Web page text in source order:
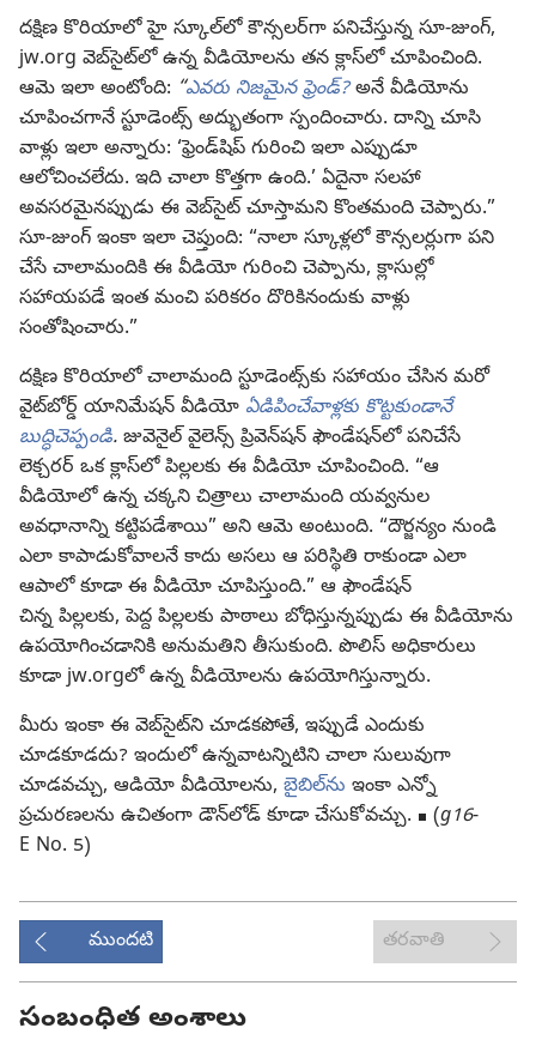
దక్షిణ కొరియాలో హై స్కూల్‌లో కౌన్సలర్‌గా పనిచేస్తున్న సూ-జుంగ్‌,
jw.org వెబ్‌సైట్‌లో ఉన్న వీడియోలను తన క్లాస్‌లో చూపించింది.
ఆమె ఇలా అంటోంది: “ఎవరు నిజమైన ఫ్రెండ్‌?అనే వీడియోను
చూపించగానే స్టూడెంట్స్‌ అద్భుతంగా స్పందించారు. దాన్ని చూసి
వాళ్లు ఇలా అన్నారు: ‘ఫ్రెండ్‌షిప్‌ గురించి ఇలా ఎప్పుడూ
ఆలోచించలేదు. ఇది చాలా కొత్తగా ఉంది.’ ఏదైనా సలహా
అవసరమైనప్పుడు ఈ వెబ్‌సైట్‌ చూస్తామని కొంతమంది చెప్పారు.”
సూ-జుంగ్‌ ఇంకా ఇలా చెప్తుంది: “నాలా స్కూళ్లలో కౌన్సలర్లుగా పని
చేసే చాలామందికి ఈ వీడియో గురించి చెప్పాను, క్లాసుల్లో
సహాయపడే ఇంత మంచి పరికరం దొరికినందుకు వాళ్లు
సంతోషించారు.”
దక్షిణ కొరియాలో చాలామంది స్టూడెంట్స్‌కు సహాయం చేసిన మరో
వైట్‌బోర్డ్‌ యానిమేషన్‌ వీడియో ఏడిపించేవాళ్లకు కొట్టకుండానే
బుద్ధిచెప్పండి. జువెనైల్‌ వైలెన్స్‌ ప్రివెన్‌షన్‌ ఫౌండేషన్‌లో పనిచేసే
లెక్చరర్‌ ఒక క్లాస్‌లో పిల్లలకు ఈ వీడియో చూపించింది. “ఆ
వీడియోలో ఉన్న చక్కని చిత్రాలు చాలామంది యవ్వనుల
అవధానాన్ని కట్టిపడేశాయి” అని ఆమె అంటుంది. “దౌర్జన్యం నుండి
ఎలా కాపాడుకోవాలనే కాదు అసలు ఆ పరిస్థితి రాకుండా ఎలా
ఆపాలో కూడా ఈ వీడియో చూపిస్తుంది.” ఆ ఫౌండేషన్‌
చిన్న పిల్లలకు, పెద్ద పిల్లలకు పాఠాలు బోధిస్తున్నప్పుడు ఈ వీడియోను
ఉపయోగించడానికి అనుమతిని తీసుకుంది. పొలిస్‌ అధికారులు
కూడా jw.orgలో ఉన్న వీడియోలను ఉపయోగిస్తున్నారు.
మీరు ఇంకా ఈ వెబ్‌సైట్‌ని చూడకపోతే, ఇప్పుడే ఎందుకు
చూడకూడదు? ఇందులో ఉన్నవాటన్నిటిని చాలా సులువుగా
చూడవచ్చు, ఆడియో వీడియోలను, బైబిల్‌ను ఇంకా ఎన్నో
ప్రచురణలను ఉచితంగా డౌన్‌లోడ్‌ కూడా చేసుకోవచ్చు. ◼ (g16-
E No. 5)
ముందటి తరవాతి
సంబంధిత అంశాలు